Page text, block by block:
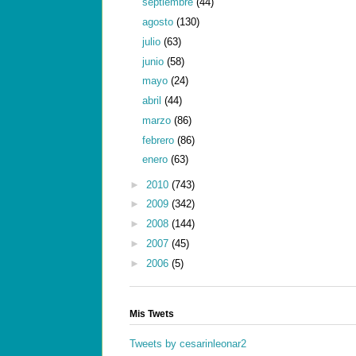
agosto (130)
julio (63)
junio (58)
mayo (24)
abril (44)
marzo (86)
febrero (86)
enero (63)
► 2010 (743)
► 2009 (342)
► 2008 (144)
► 2007 (45)
► 2006 (5)
Mis Twets
Tweets by cesarinleonar2